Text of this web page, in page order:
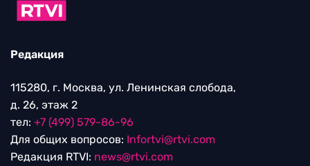
Редакция
115280, г. Москва, ул. Ленинская слобода,
д. 26, этаж 2
тел: +7 (499) 579-86-96
Для общих вопросов: Infortvi@rtvi.com
Редакция RTVI: news@rtvi.com